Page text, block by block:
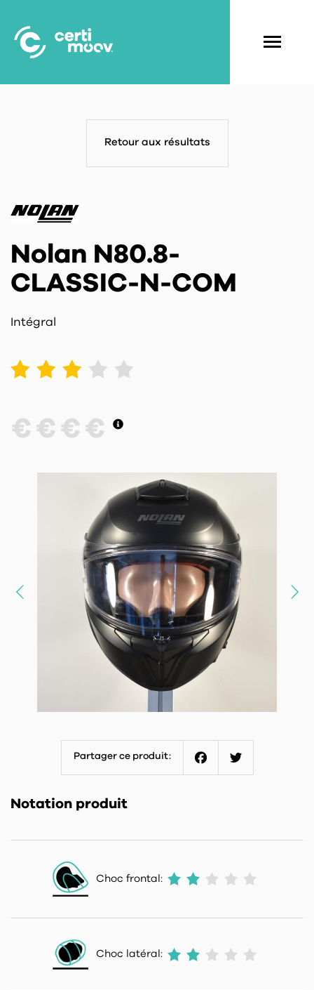
contenu
principal
Retour aux résultats
Nolan N80.8-
CLASSIC-N-COM
Intégral
2 3 4 5
€ € € €
Partager ce produit:
Notation produit
Choc frontal:
Choc latéral: